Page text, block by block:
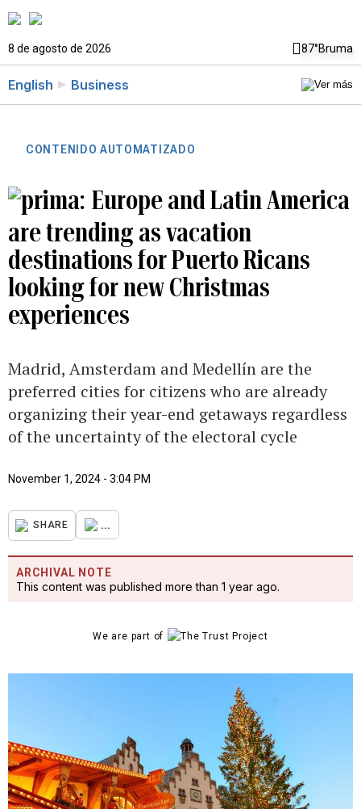
8 de agosto de 2026 87°Bruma
English Business
CONTENIDO AUTOMATIZADO
Europe and Latin America
are trending as vacation
destinations for Puerto Ricans
looking for new Christmas
experiences
Madrid, Amsterdam and Medellín are the
preferred cities for citizens who are already
organizing their year-end getaways regardless
of the uncertainty of the electoral cycle
November 1, 2024 - 3:04 PM
SHARE ...
ARCHIVAL NOTE
This content was published more than 1 year ago.
We are part of